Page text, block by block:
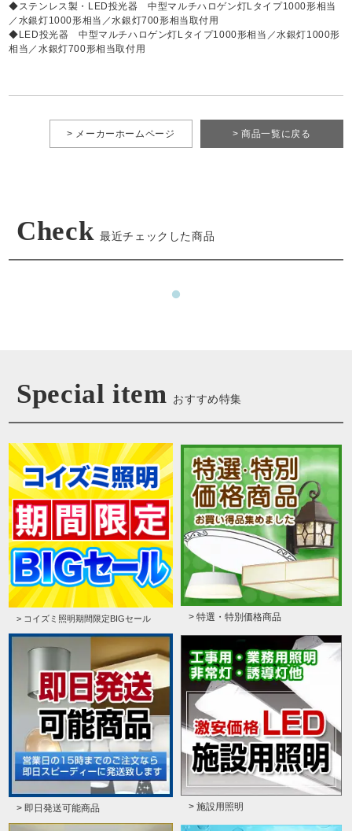
◆ステンレス製・LED投光器 中型マルチハロゲン灯Lタイプ1000形相当
／水銀灯1000形相当／水銀灯700形相当取付用
◆LED投光器 中型マルチハロゲン灯Lタイプ1000形相当／水銀灯1000形
相当／水銀灯700形相当取付用
> 商品一覧に戻る
> メーカーホームページ
Check 最近チェックした商品
Special item おすすめ特集
> コイズミ照明期間限定BIGセール > 特選・特別価格商品
> 即日発送可能商品 > 施設用照明